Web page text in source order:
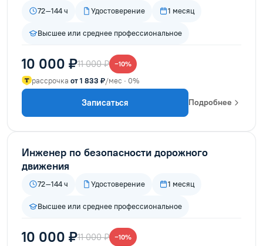
72–144 ч Удостоверение 1 месяц
Высшее или среднее профессиональное
10 000 ₽11 000 ₽ −10%
рассрочка от 1 833 ₽/мес · 0%
Записаться Подробнее
Инженер по безопасности дорожного
движения
72–144 ч Удостоверение 1 месяц
Высшее или среднее профессиональное
10 000 ₽11 000 ₽ −10%